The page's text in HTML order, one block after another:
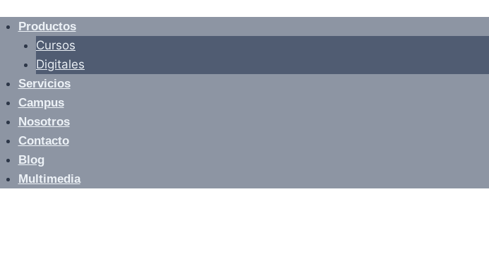
Productos
Cursos
Digitales
Servicios
Campus
Nosotros
Contacto
Blog
Multimedia